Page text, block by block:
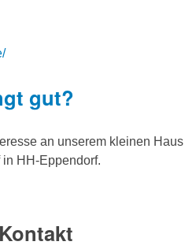
gut?
an unserem kleinen Haus
HH-Eppendorf.